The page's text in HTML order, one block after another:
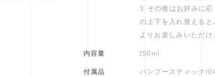
3. その後はお好みに
の上下を入れ替えると
よりお楽しみいただけ
内容量 250ml
付属品 バンブースティック10